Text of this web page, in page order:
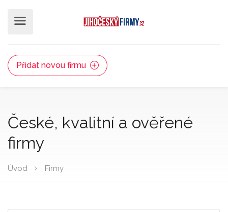
Přidat novou firmu
České, kvalitní a ověřené
firmy
Úvod Firmy